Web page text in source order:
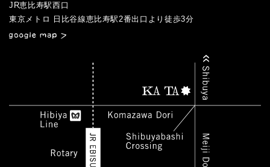
JR恵比寿駅西口
／
東京メトロ 日比谷線恵比寿駅2番出口より徒歩3分